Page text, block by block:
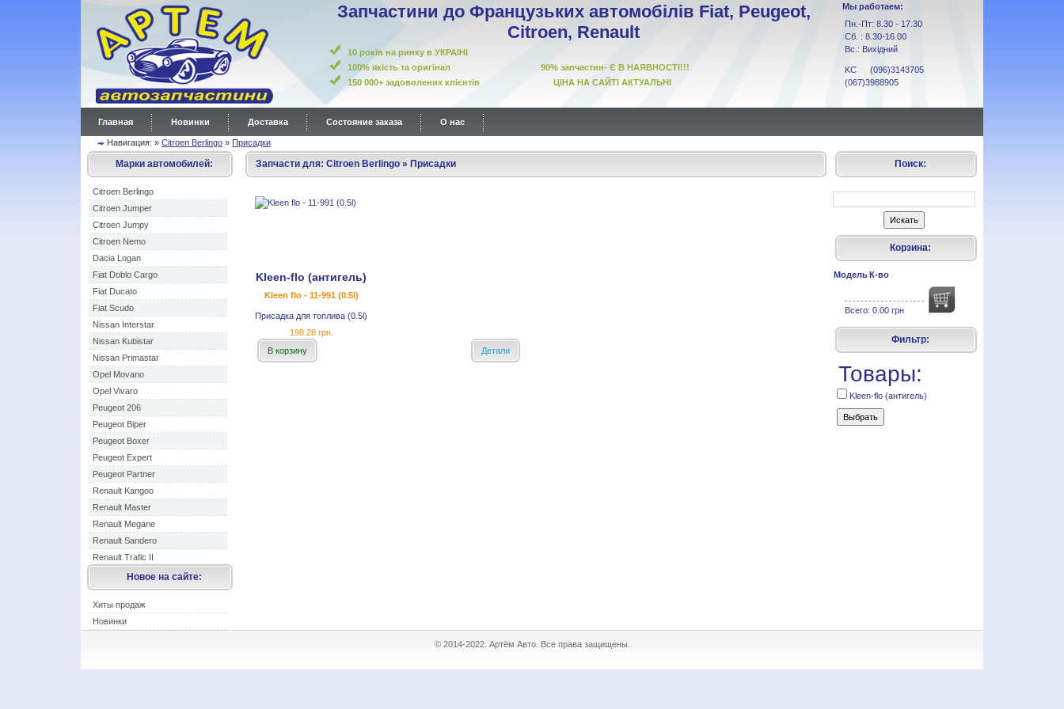
Запчастини до Французьких автомобілів Fiat, Peugeot,
Citroen, Renault
10 років на ринку в УКРАІНІ
100% якість та оригінал 90% запчастин- Є В НАЯВНОСТІ!!!
150 000+ задоволених клієнтів ЦІНА НА САЙТІ АКТУАЛЬНІ
Мы работаем:
Пн.-Пт: 8.30 - 17.30
Сб. : 8.30-16.00
Вс.: Вихідний
KC (096)3143705
(067)3988905
Главная Новинки Доставка Состояние заказа О нас
Навигация: » Citroen Berlingo » Присадки
Марки автомобилей:
Citroen Berlingo
Citroen Jumper
Citroen Jumpy
Citroen Nemo
Dacia Logan
Fiat Doblo Cargo
Fiat Ducato
Fiat Scudo
Nissan Interstar
Nissan Kubistar
Nissan Primastar
Opel Movano
Opel Vivaro
Peugeot 206
Peugeot Biper
Peugeot Boxer
Peugeot Expert
Peugeot Partner
Renault Kangoo
Renault Master
Renault Megane
Renault Sandero
Renault Trafic II
Новое на сайте:
Хиты продаж
Новинки
Запчасти для: Citroen Berlingo » Присадки
Kleen-flo (антигель)
Kleen flo - 11-991 (0.5l)
Присадка для топлива (0.5l)
198.28 грн.
В корзину
Детали
Поиск:
Корзина:
МодельК-во
Всего: 0.00 грн
Фильтр:
Товары:
Kleen-flo (антигель)
© 2014-2022. Артём Авто. Все права защищены.